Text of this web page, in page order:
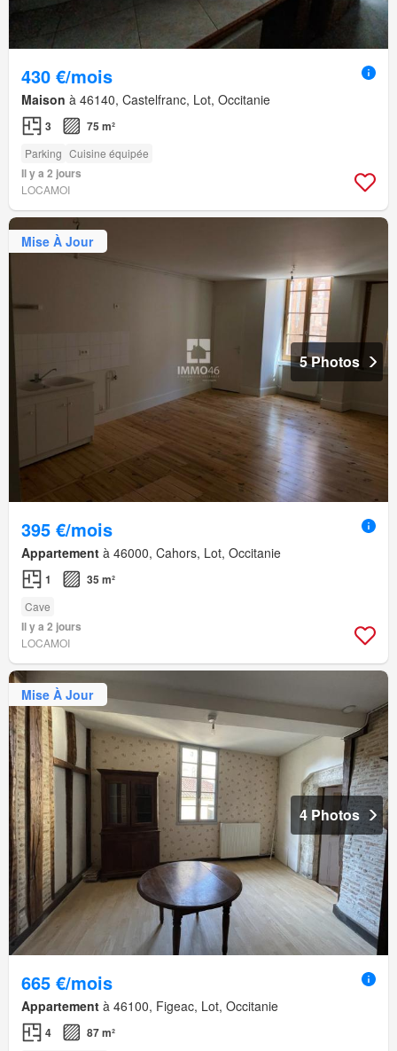
430 €/mois
Maison à 46140, Castelfranc, Lot, Occitanie
3 75 m²
Parking Cuisine équipée
Il y a 2 jours
LOCAMOI
Mise À Jour
5 Photos
395 €/mois
Appartement à 46000, Cahors, Lot, Occitanie
1 35 m²
Cave
Il y a 2 jours
LOCAMOI
Mise À Jour
4 Photos
665 €/mois
Appartement à 46100, Figeac, Lot, Occitanie
4 87 m²